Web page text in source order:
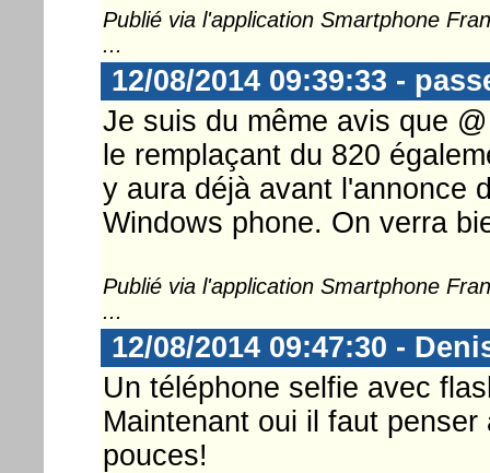
Publié via l'application Smartphone
...
12/08/2014 09:39:33 -
Je suis du même avis que
le remplaçant du 820
y aura déjà avant l'annonce
Windows phone. On verra
Publié via l'application Smartphone
...
12/08/2014 09:47:30 -
Un téléphone selfie avec
Maintenant oui il faut
pouces!